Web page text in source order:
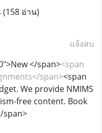
(158 อ่าน)
แจ้งลบ
</span><span
span><span
We provide NMIMS
free content. Book
span>